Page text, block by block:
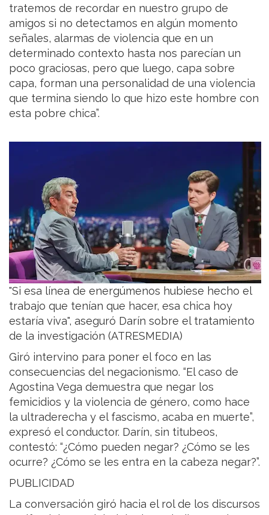
tratemos de recordar en nuestro grupo de
amigos si no detectamos en algún momento
señales, alarmas de violencia que en un
determinado contexto hasta nos parecían un
poco graciosas, pero que luego, capa sobre
capa, forman una personalidad de una violencia
que termina siendo lo que hizo este hombre con
esta pobre chica”.
"Si esa línea de energúmenos hubiese hecho el
trabajo que tenían que hacer, esa chica hoy
estaría viva", aseguró Darín sobre el tratamiento
de la investigación (ATRESMEDIA)
Giró intervino para poner el foco en las
consecuencias del negacionismo. “El caso de
Agostina Vega demuestra que negar los
femicidios y la violencia de género, como hace
la ultraderecha y el fascismo, acaba en muerte”,
expresó el conductor. Darín, sin titubeos,
contestó: “¿Cómo pueden negar? ¿Cómo se les
ocurre? ¿Cómo se les entra en la cabeza negar?”.
PUBLICIDAD
La conversación giró hacia el rol de los discursos